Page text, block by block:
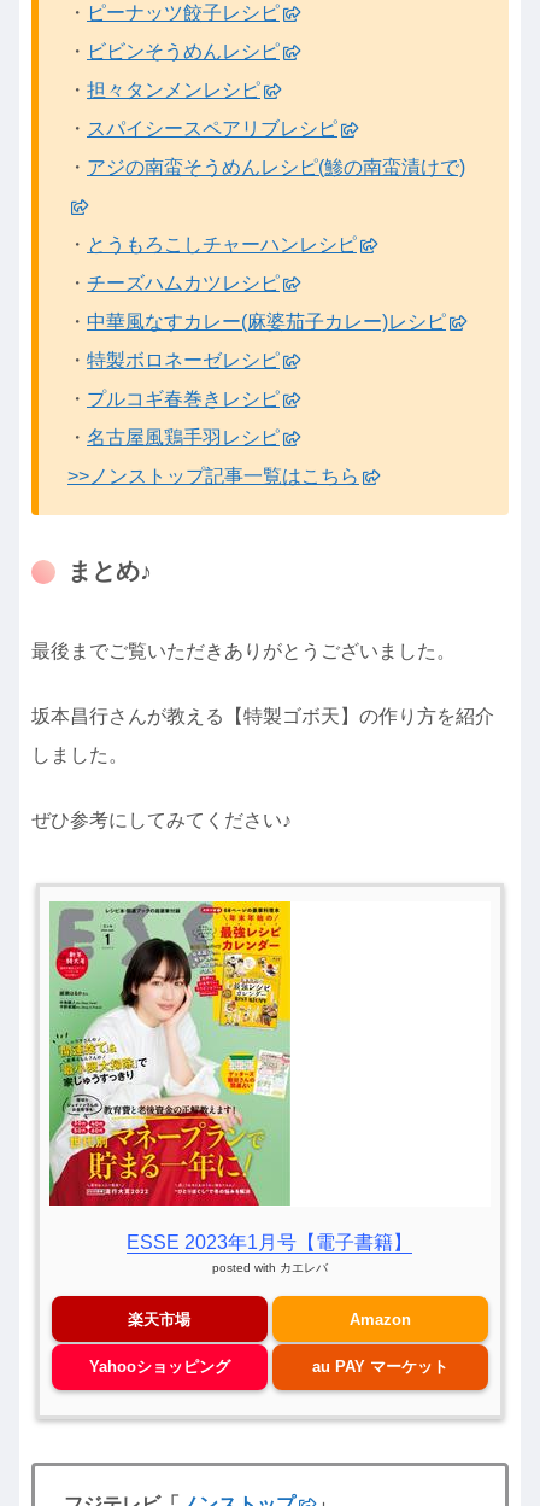
・ ピーナッツ餃子レシピ
・ ビビンそうめんレシピ
・ 担々タンメンレシピ
・ スパイシースペアリブレシピ
・ アジの南蛮そうめんレシピ(鯵の南蛮漬けで)
・ とうもろこしチャーハンレシピ
・ チーズハムカツレシピ
・ 中華風なすカレー(麻婆茄子カレー)レシピ
・ 特製ボロネーゼレシピ
・ プルコギ春巻きレシピ
・ 名古屋風鶏手羽レシピ
>>ノンストップ記事一覧はこちら
まとめ♪
最後までご覧いただきありがとうございました。
坂本昌行さんが教える【特製ゴボ天】の作り方を紹介
しました。
ぜひ参考にしてみてください♪
ESSE 2023年1月号【電子書籍】
posted with カエレバ
楽天市場 Amazon
Yahooショッピング au PAY マーケット